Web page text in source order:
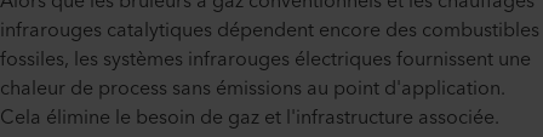
infrarouges catalytiques dépendent encore des combustibles
fossiles, les systèmes infrarouges électriques fournissent une
chaleur de process sans émissions au point d'application.
Cela élimine le besoin de gaz et l'infrastructure associée.